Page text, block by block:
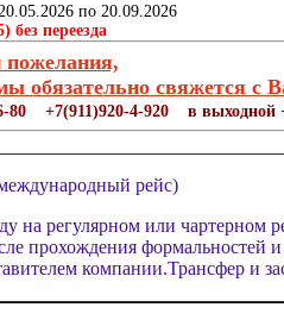
по 20.09.2026
без переезда
обязательно свяжется с
80 +7(911)920-4-920 в выходной
рейс)
на регулярном или чартерном
прохождения формальностей и
компании.Трансфер и